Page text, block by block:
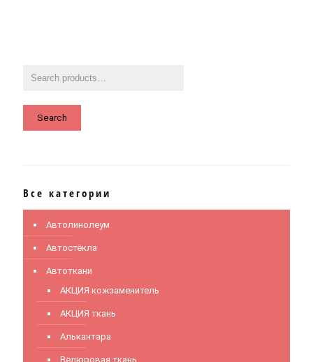
Search
Все категории
Автолинолеум
Автостёкла
Автоткани
АКЦИЯ кожзаменитель
АКЦИЯ ткань
Алькантара
Велюровая ткань